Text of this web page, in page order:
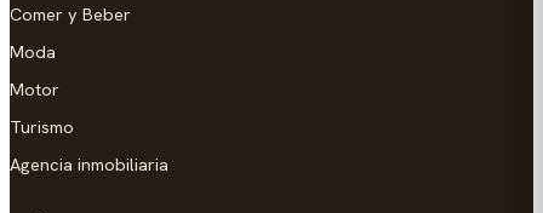
Comer y Beber
Moda
Motor
Turismo
Agencia inmobiliaria